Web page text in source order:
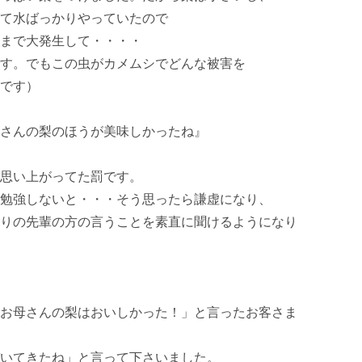
水ばっかりやっていたので
で大発生して・・・・
。でもこの虫がカメムシでどんな被害を
す）
んの梨のほうが美味しかったね』
い上がってた罰です。
強しないと・・・そう思ったら謙虚になり、
の先輩の方の言うことを素直に聞けるようになり
母さんの梨はおいしかった！」と言ったお客さま
てきたね」と言って下さいました。